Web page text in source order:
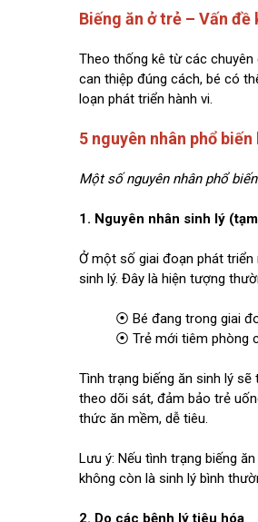
Biếng ăn ở trẻ – Vấn
Theo thống kê từ các chuyên
can thiệp đúng cách, bé có
loạn phát triển hành vi.
5 nguyên nhân phổ
Một số nguyên nhân phổ
1. Nguyên nhân sinh lý
Ở một số giai đoạn phát
sinh lý. Đây là hiện tượng
⦿ Bé đang trong giai
⦿ Trẻ mới tiêm phòng
Tình trạng biếng ăn sinh lý
theo dõi sát, đảm bảo trẻ
thức ăn mềm, dễ tiêu.
Lưu ý: Nếu tình trạng biếng
không còn là sinh lý bình
2. Do các bệnh lý tiêu hóa